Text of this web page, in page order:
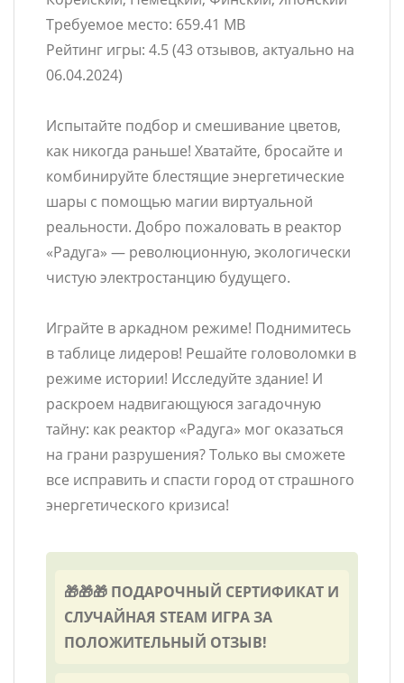
Требуемое место: 659.41 MB
Рейтинг игры: 4.5 (43 отзывов, актуально на
06.04.2024)
Испытайте подбор и смешивание цветов,
как никогда раньше! Хватайте, бросайте и
комбинируйте блестящие энергетические
шары с помощью магии виртуальной
реальности. Добро пожаловать в реактор
«Радуга» — революционную, экологически
чистую электростанцию ​​будущего.
Играйте в аркадном режиме! Поднимитесь
в таблице лидеров! Решайте головоломки в
режиме истории! Исследуйте здание! И
раскроем надвигающуюся загадочную
тайну: как реактор «Радуга» мог оказаться
на грани разрушения? Только вы сможете
все исправить и спасти город от страшного
энергетического кризиса!
🎁🎁🎁 ПОДАРОЧНЫЙ СЕРТИФИКАТ И
СЛУЧАЙНАЯ STEAM ИГРА ЗА
ПОЛОЖИТЕЛЬНЫЙ ОТЗЫВ!